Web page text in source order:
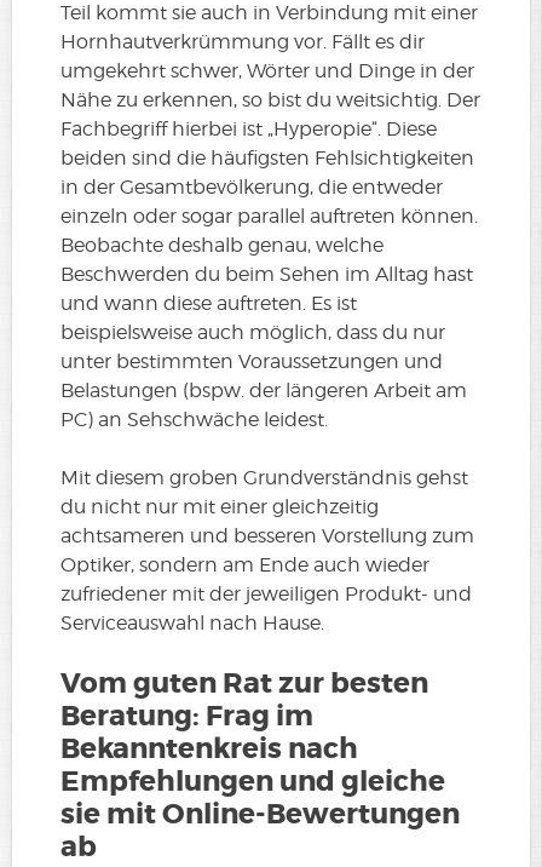
Teil kommt sie auch in Verbindung mit einer
Hornhautverkrümmung vor. Fällt es dir
umgekehrt schwer, Wörter und Dinge in der
Nähe zu erkennen, so bist du weitsichtig. Der
Fachbegriff hierbei ist „Hyperopie“. Diese
beiden sind die häufigsten Fehlsichtigkeiten
in der Gesamtbevölkerung, die entweder
einzeln oder sogar parallel auftreten können.
Beobachte deshalb genau, welche
Beschwerden du beim Sehen im Alltag hast
und wann diese auftreten. Es ist
beispielsweise auch möglich, dass du nur
unter bestimmten Voraussetzungen und
Belastungen (bspw. der längeren Arbeit am
PC) an Sehschwäche leidest.
Mit diesem groben Grundverständnis gehst
du nicht nur mit einer gleichzeitig
achtsameren und besseren Vorstellung zum
Optiker, sondern am Ende auch wieder
zufriedener mit der jeweiligen Produkt- und
Serviceauswahl nach Hause.
Vom guten Rat zur besten
Beratung: Frag im
Bekanntenkreis nach
Empfehlungen und gleiche
sie mit Online-Bewertungen
ab